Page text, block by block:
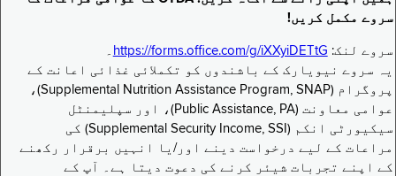
سروے مکمل کریں!
سروے لنک: https://forms.office.com/g/iXXyiDETtG ۔
یہ سروے نیویارک کے باشندوں کو تکملائی غذائی اعانت کے
پروگرام (Supplemental Nutrition Assistance Program, SNAP)،
عوامی معاونت (Public Assistance, PA)، اور سپلیمنٹل
سیکیورٹی انکم (Supplemental Security Income, SSI) کی
مراعات کے لیے درخواست دینے اور/یا انہیں برقرار رکھنے
کے اپنے تجربات شیئر کرنے کی دعوت دیتا ہے۔ آپ کے